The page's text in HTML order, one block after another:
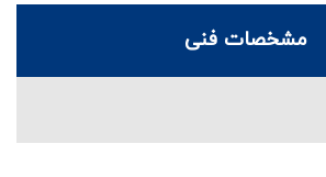
مشخصات فنی